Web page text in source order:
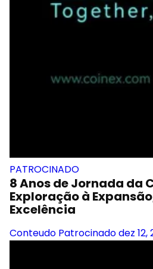
PATROCINADO
8 Anos de Jornada da
Exploração à
Excelência
Conteudo Patrocinadodez 12,